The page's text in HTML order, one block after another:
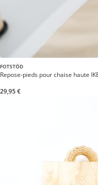
FOTSTÖD
Repose-pieds pour chaise haute
29,95 €